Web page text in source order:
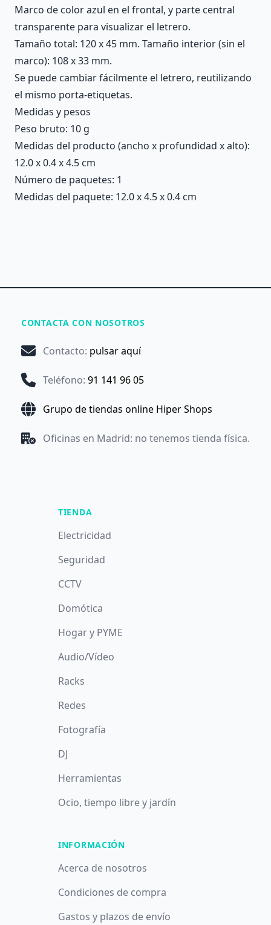
Marco de color azul en el frontal, y parte central
transparente para visualizar el letrero.
Tamaño total: 120 x 45 mm. Tamaño interior (sin el
marco): 108 x 33 mm.
Se puede cambiar fácilmente el letrero, reutilizando
el mismo porta-etiquetas.
Medidas y pesos
Peso bruto: 10 g
Medidas del producto (ancho x profundidad x alto):
12.0 x 0.4 x 4.5 cm
Número de paquetes: 1
Medidas del paquete: 12.0 x 4.5 x 0.4 cm
CONTACTA CON NOSOTROS
Contacto: pulsar aquí
Teléfono: 91 141 96 05
Grupo de tiendas online Hiper Shops
Oficinas en Madrid: no tenemos tienda física.
TIENDA
Electricidad
Seguridad
CCTV
Domótica
Hogar y PYME
Audio/Vídeo
Racks
Redes
Fotografía
DJ
Herramientas
Ocio, tiempo libre y jardín
INFORMACIÓN
Acerca de nosotros
Condiciones de compra
Gastos y plazos de envío